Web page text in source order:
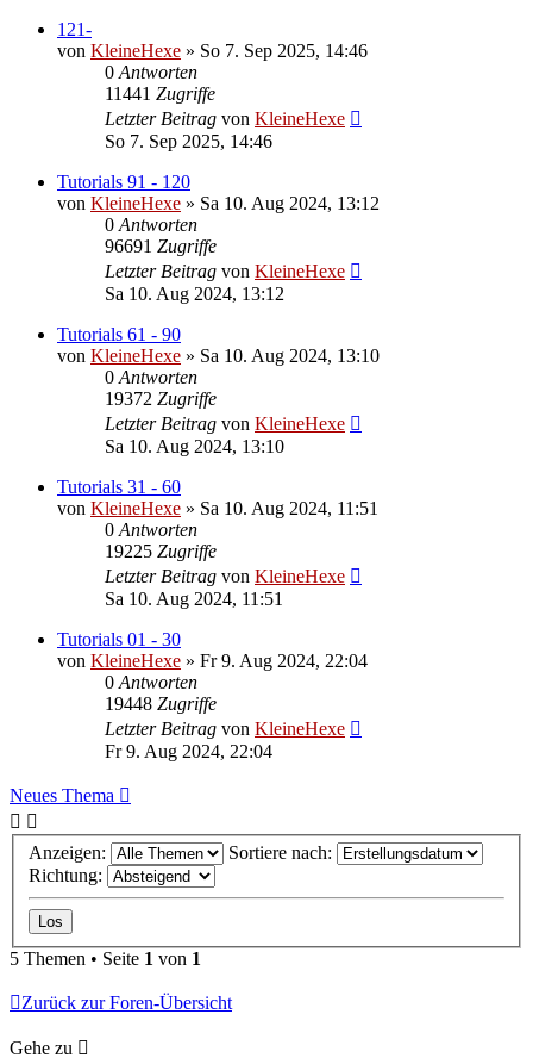
121-
von KleineHexe » So 7. Sep 2025, 14:46
0 Antworten
11441 Zugriffe
Letzter Beitrag von KleineHexe
So 7. Sep 2025, 14:46
Tutorials 91 - 120
von KleineHexe » Sa 10. Aug 2024, 13:12
0 Antworten
96691 Zugriffe
Letzter Beitrag von KleineHexe
Sa 10. Aug 2024, 13:12
Tutorials 61 - 90
von KleineHexe » Sa 10. Aug 2024, 13:10
0 Antworten
19372 Zugriffe
Letzter Beitrag von KleineHexe
Sa 10. Aug 2024, 13:10
Tutorials 31 - 60
von KleineHexe » Sa 10. Aug 2024, 11:51
0 Antworten
19225 Zugriffe
Letzter Beitrag von KleineHexe
Sa 10. Aug 2024, 11:51
Tutorials 01 - 30
von KleineHexe » Fr 9. Aug 2024, 22:04
0 Antworten
19448 Zugriffe
Letzter Beitrag von KleineHexe
Fr 9. Aug 2024, 22:04
Neues Thema
Anzeigen:
Sortiere nach:
Richtung:
5 Themen • Seite 1 von 1
Zurück zur Foren-Übersicht
Gehe zu